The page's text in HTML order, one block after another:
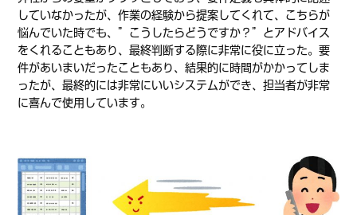
していなかったが、作業の経験から提案してくれて、こちらが
悩んでいた時でも、”こうしたらどうですか？”とアドバイス
をくれることもあり、最終判断する際に非常に役に立った。要
件があいまいだったこともあり、結果的に時間がかかってしま
ったが、最終的には非常にいいシステムができ、担当者が非常
に喜んで使用しています。